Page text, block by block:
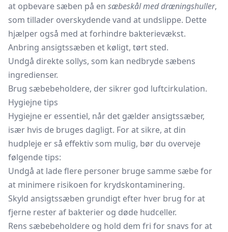
at opbevare sæben på en sæbeskål med dræningshuller,
som tillader overskydende vand at undslippe. Dette
hjælper også med at forhindre bakterievækst.
Anbring ansigtssæben et køligt, tørt sted.
Undgå direkte sollys, som kan nedbryde sæbens
ingredienser.
Brug sæbebeholdere, der sikrer god luftcirkulation.
Hygiejne tips
Hygiejne er essentiel, når det gælder ansigtssæber,
især hvis de bruges dagligt. For at sikre, at din
hudpleje er så effektiv som mulig, bør du overveje
følgende tips:
Undgå at lade flere personer bruge samme sæbe for
at minimere risikoen for krydskontaminering.
Skyld ansigtssæben grundigt efter hver brug for at
fjerne rester af bakterier og døde hudceller.
Rens sæbebeholdere og hold dem fri for snavs for at